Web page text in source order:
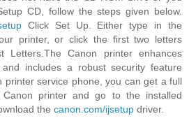
CD, follow the steps given below.
Click Set Up. Either type in the
printer, or click the first two letters
Letters.The Canon printer enhances
and includes a robust security feature
printer service phone, you can get a full
printer and go to the installed
the canon.com/ijsetup driver.